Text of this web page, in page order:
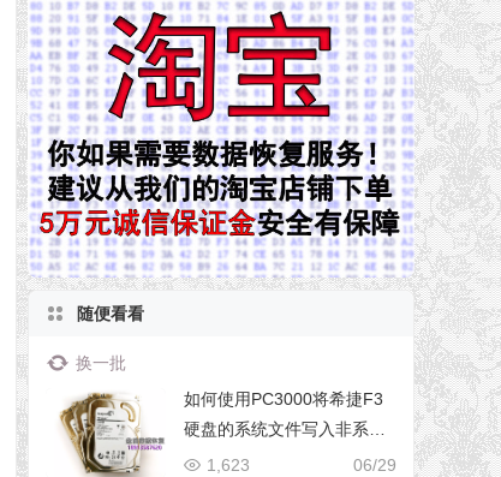
随便看看
换一批
如何使用PC3000将希捷F3
硬盘的系统文件写入非系统
磁头
06/29
1,623